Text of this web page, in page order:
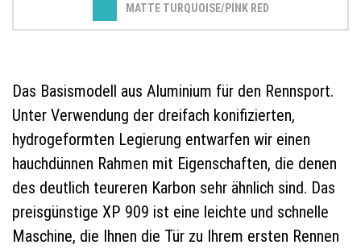
MATTE TURQUOISE/PINK RED
Das Basismodell aus Aluminium für den Rennsport.
Unter Verwendung der dreifach konifizierten,
hydrogeformten Legierung entwarfen wir einen
hauchdünnen Rahmen mit Eigenschaften, die denen
des deutlich teureren Karbon sehr ähnlich sind. Das
preisgünstige XP 909 ist eine leichte und schnelle
Maschine, die Ihnen die Tür zu Ihrem ersten Rennen